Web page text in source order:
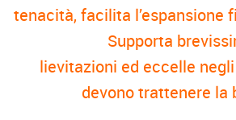
tenacità, facilita l’espansione
Supporta
lievitazioni ed eccelle
devono trattenere la